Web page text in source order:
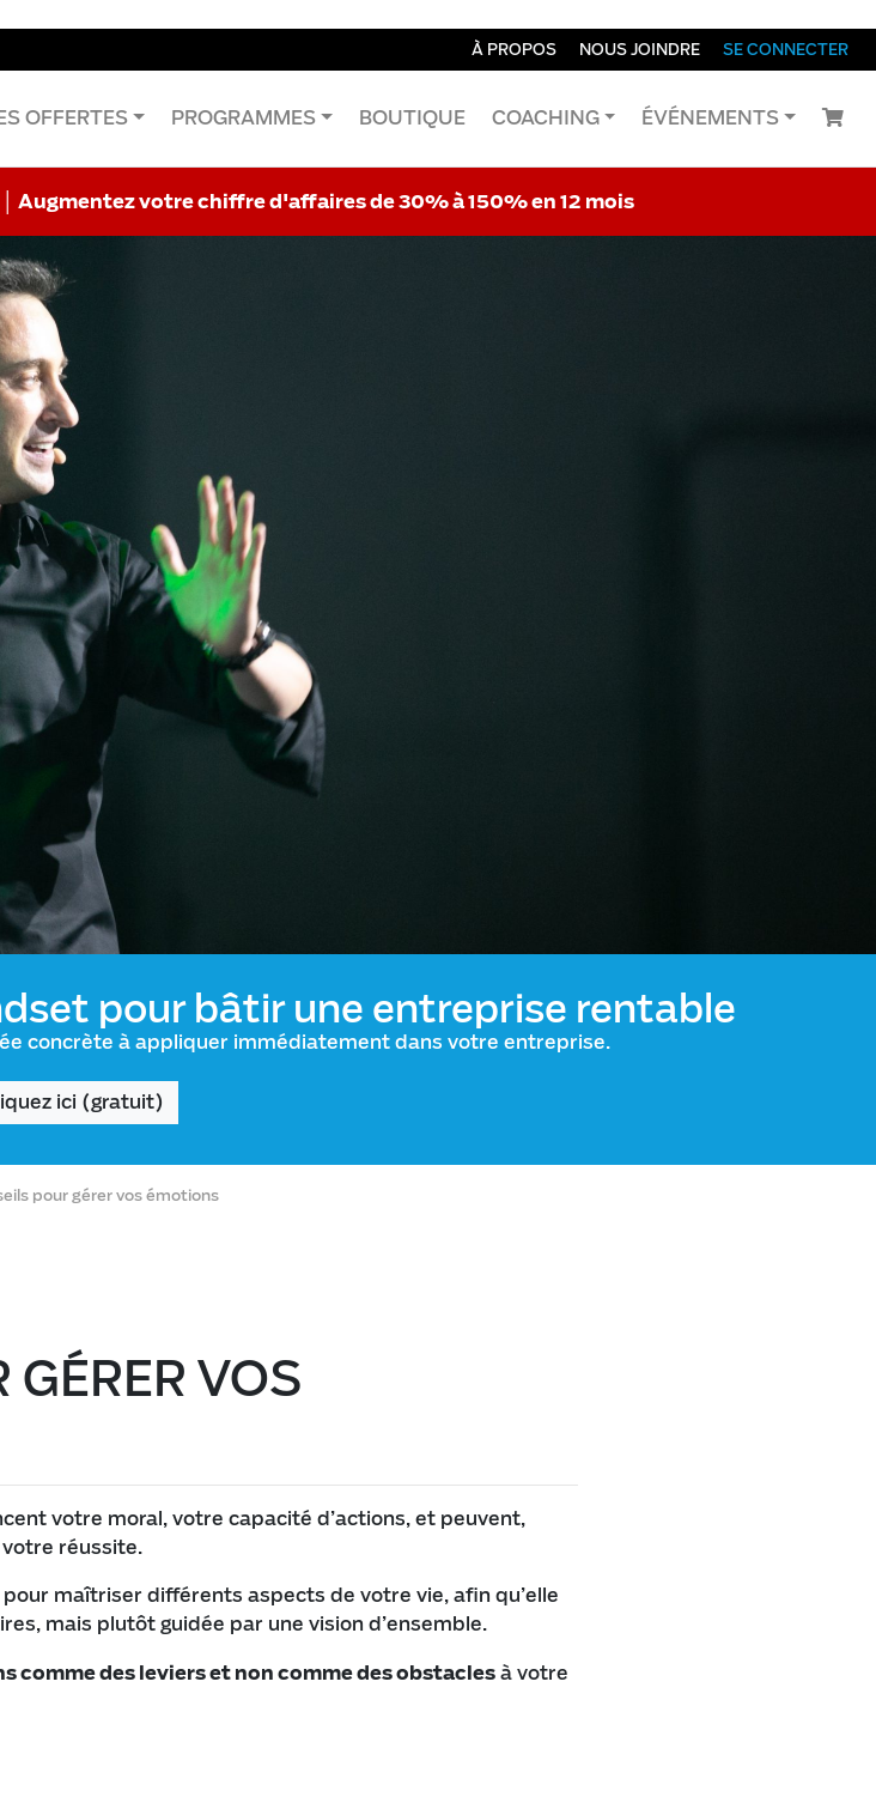
À PROPOS NOUS JOINDRE SE CONNECTER
OFFERTES PROGRAMMES BOUTIQUE COACHING ÉVÉNEMENTS
Augmentez votre chiffre d'affaires de 30% à 150% en 12 mois
pour bâtir une entreprise rentable
concrète à appliquer immédiatement dans votre entreprise.
ici (gratuit)
pour gérer vos émotions
VOS
votre moral, votre capacité d’actions, et peuvent,
réussite.
maîtriser différents aspects de votre vie, afin qu’elle
mais plutôt guidée par une vision d’ensemble.
comme des leviers et non comme des obstaclesà votre